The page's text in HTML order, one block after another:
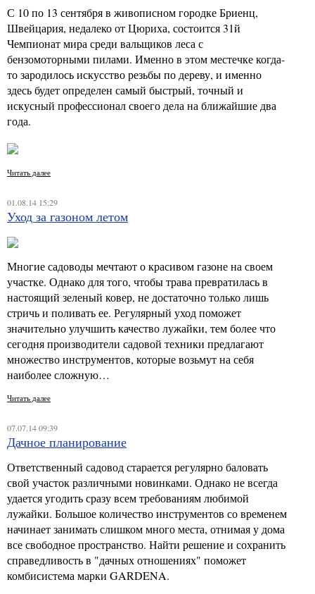
С 10 по 13 сентября в живописном городке Бриенц,
Швейцария, недалеко от Цюриха, состоится 31й
Чемпионат мира среди вальщиков леса с
бензомоторными пилами. Именно в этом местечке когда-
то зародилось искусство резьбы по дереву, и именно
здесь будет определен самый быстрый, точный и
искусный профессионал своего дела на ближайшие два
года.
Читать далее
01.08.14 15:29
Уход за газоном летом
Многие садоводы мечтают о красивом газоне на своем
участке. Однако для того, чтобы трава превратилась в
настоящий зеленый ковер, не достаточно только лишь
стричь и поливать ее. Регулярный уход поможет
значительно улучшить качество лужайки, тем более что
сегодня производители садовой техники предлагают
множество инструментов, которые возьмут на себя
наиболее сложную…
Читать далее
07.07.14 09:39
Дачное планирование
Ответственный садовод старается регулярно баловать
свой участок различными новинками. Однако не всегда
удается угодить сразу всем требованиям любимой
лужайки. Большое количество инструментов со временем
начинает занимать слишком много места, отнимая у дома
все свободное пространство. Найти решение и сохранить
справедливость в "дачных отношениях" поможет
комбисистема марки GARDENA.